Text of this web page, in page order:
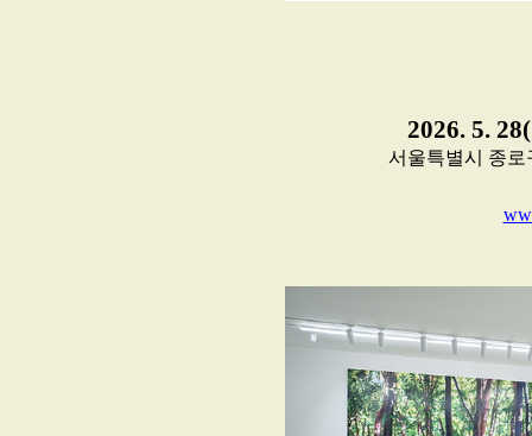
2026. 5.
서울특별시 종로